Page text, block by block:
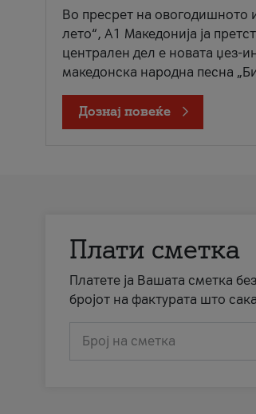
Во пресрет на овогодишното
лето“, А1 Македонија ја
централен дел е новата џез-
македонска народна песна
Дознај повеќе
Плати сметка
Платете ја Вашата сметка
бројот на фактурата што
Број на сметка